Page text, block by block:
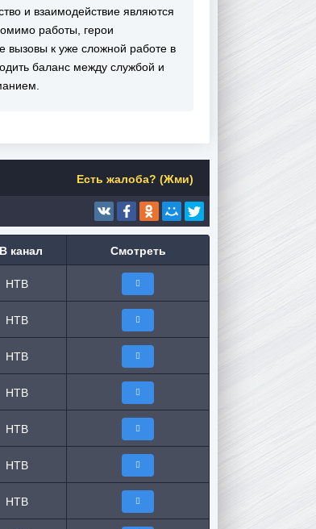
и взаимодействие являются
работы, герои
вызовы к уже сложной работе в
баланс между службой и
Есть жалоба? (Жми)
канал Смотреть
НТВ
НТВ
НТВ
НТВ
НТВ
НТВ
НТВ